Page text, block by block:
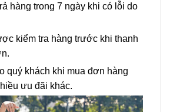
hàng trong 7 ngày khi có lỗi do
kiểm tra hàng trước khi thanh
quý khách khi mua đơn hàng
ưu đãi khác.